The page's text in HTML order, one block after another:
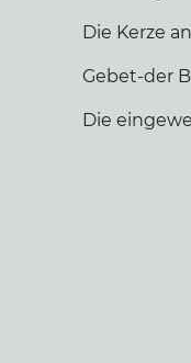
Die Kerze
Gebet-der
Die